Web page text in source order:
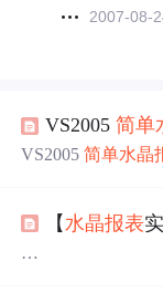
2007-08-
VS2005简单
VS2005简单水晶
（过滤显示） //子
【 水晶报表